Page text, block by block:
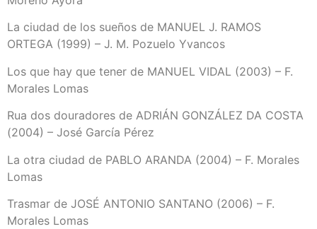
La ciudad de los sueños de MANUEL J. RAMOS
ORTEGA (1999) – J. M. Pozuelo Yvancos
Los que hay que tener de MANUEL VIDAL (2003) – F.
Morales Lomas
Rua dos douradores de ADRIÁN GONZÁLEZ DA COSTA
(2004) – José García Pérez
La otra ciudad de PABLO ARANDA (2004) – F. Morales
Lomas
Trasmar de JOSÉ ANTONIO SANTANO (2006) – F.
Morales Lomas